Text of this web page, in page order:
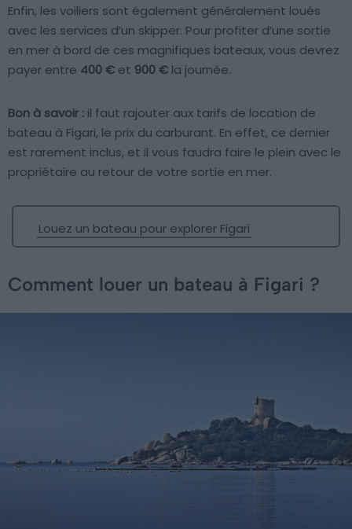
Enfin, les voiliers sont également généralement loués
avec les services d’un skipper. Pour profiter d’une sortie
en mer à bord de ces magnifiques bateaux, vous devrez
payer entre 400 € et 900 € la journée.
Bon à savoir : il faut rajouter aux tarifs de location de
bateau à Figari, le prix du carburant. En effet, ce dernier
est rarement inclus, et il vous faudra faire le plein avec le
propriétaire au retour de votre sortie en mer.
Louez un bateau pour explorer Figari
Comment louer un bateau à Figari ?